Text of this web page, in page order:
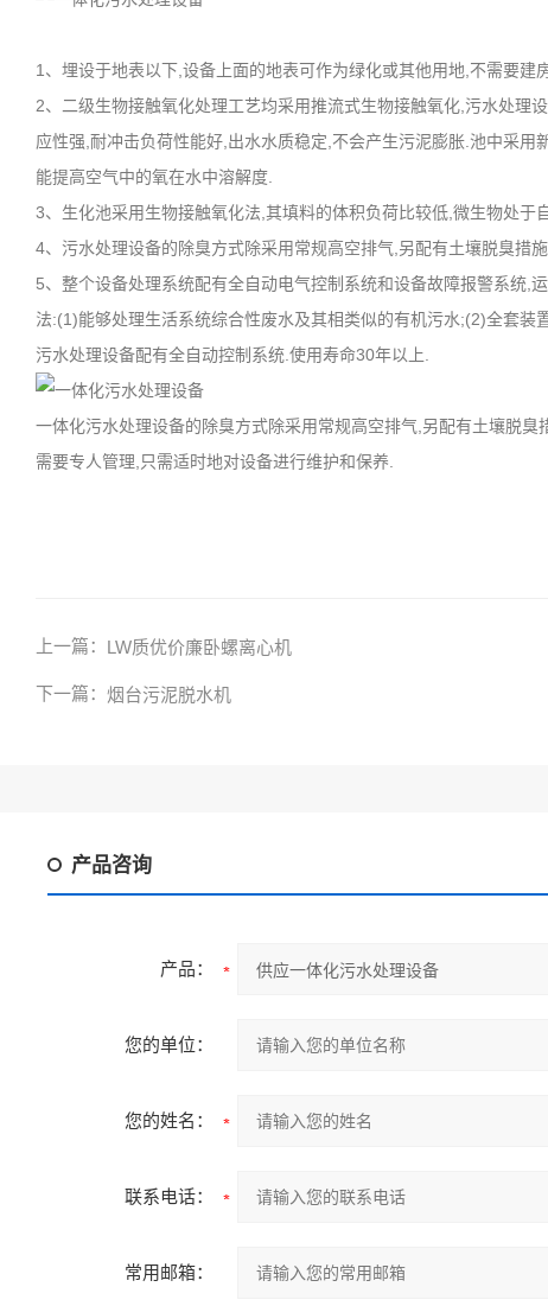
1、埋设于地表以下,设备上面的地表可作为绿化或其他用地,不需要建
2、二级生物接触氧化处理工艺均采用推流式生物接触氧化,污水处理
应性强,耐冲击负荷性能好,出水水质稳定,不会产生污泥膨胀.池中采
能提高空气中的氧在水中溶解度.
3、生化池采用生物接触氧化法,其填料的体积负荷比较低,微生物处
4、污水处理设备的除臭方式除采用常规高空排气,另配有土壤脱臭措施.
5、整个设备处理系统配有全自动电气控制系统和设备故障报警系统,
法:(1)能够处理生活系统综合性废水及其相类似的有机污水;(2)全套
污水处理设备配有全自动控制系统.使用寿命30年以上.
一体化污水处理设备的除臭方式除采用常规高空排气,另配有土壤脱
需要专人管理,只需适时地对设备进行维护和保养.
上一篇： LW质优价廉卧螺离心机
下一篇： 烟台污泥脱水机
产品咨询
产品：
您的单位：
您的姓名：
联系电话：
常用邮箱：